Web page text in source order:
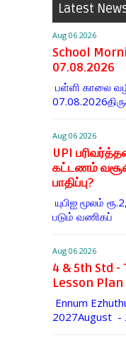
Latest
Aug 06 2026
School
07.08.2026
பள்ளி காலை
Aug 06 2026
UPI
கட்டணம்
பாதிப்பு?
யுபிஐ மூலம்
படும் வணி​கப்
Aug 06 2026
4 & 5th Std -
Lesson
Ennum
2027August -